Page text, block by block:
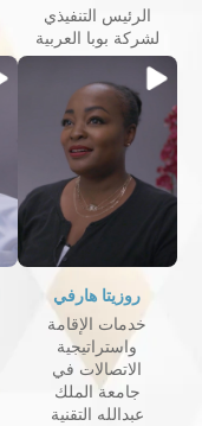
الرئيس التنفيذي
لشركة بوبا العربية
روزيتا هارفي
خدمات الإقامة
واستراتيجية
الاتصالات في
جامعة الملك
عبدالله التقنية